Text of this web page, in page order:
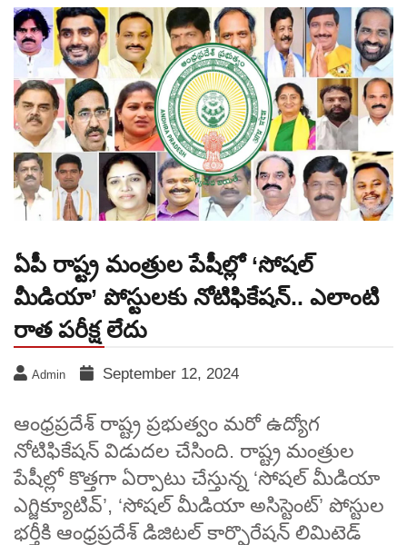
ఏపీ రాష్ట్ర మంత్రుల పేషీల్లో ‘సోషల్‌
మీడియా’ పోస్టులకు నోటిఫికేషన్‌.. ఎలాంటి
రాత పరీక్ష లేదు
Admin September 12, 2024
ఆంధ్రప్రదేశ్‌ రాష్ట్ర ప్రభుత్వం మరో ఉద్యోగ
నోటిఫికేషన్‌ విడుదల చేసింది. రాష్ట్ర మంత్రుల
పేషీల్లో కొత్తగా ఏర్పాటు చేస్తున్న ‘సోషల్‌ మీడియా
ఎగ్జిక్యూటివ్‌’, ‘సోషల్‌ మీడియా అసిస్టెంట్‌’ పోస్టుల
భర్తీకి ఆంధ్రప్రదేశ్‌ డిజిటల్‌ కార్పొరేషన్‌ లిమిటెడ్‌